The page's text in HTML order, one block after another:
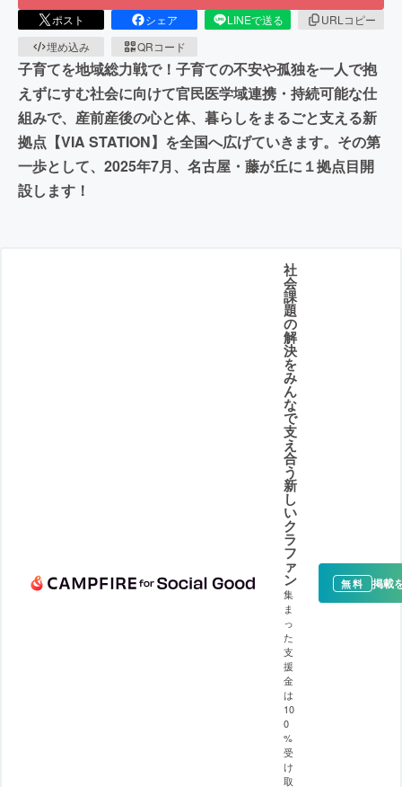
ポスト シェア LINEで送る
URLコピー
埋め込み
QRコード
子育てを地域総力戦で！子育ての不安や孤独を一人で抱
えずにすむ社会に向けて官民医学域連携・持続可能な仕
組みで、産前産後の心と体、暮らしをまるごと支える新
拠点【VIA STATION】を全国へ広げていきます。その第
一歩として、2025年7月、名古屋・藤が丘に１拠点目開
設します！
社
会
課
題
の
解
決
を
み
ん
な
で
支
え
合
う
新
し
い
ク
ラ
フ
ァ
ン
集
ま
っ
た
支
援
金
は
10
0
%
受
け
取
無料 掲載